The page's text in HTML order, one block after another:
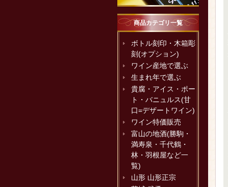
商品カテゴリ一覧
ボトル刻印・木箱彫
刻(オプション)
ワイン産地で選ぶ
生まれ年で選ぶ
貴腐・アイス・ポー
ト・バニュルス(甘
口=デザートワイン)
ワイン特価販売
富山の地酒(勝駒・
満寿泉・千代鶴・
林・羽根屋など一
覧)
山形 山形正宗